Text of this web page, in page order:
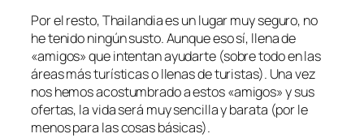
Por el resto, Thailandia es un lugar muy seguro, no
he tenido ningún susto. Aunque eso sí, llena de
«amigos» que intentan ayudarte (sobre todo en las
áreas más turísticas o llenas de turistas). Una vez
nos hemos acostumbrado a estos «amigos» y sus
ofertas, la vida será muy sencilla y barata (por le
menos para las cosas básicas).